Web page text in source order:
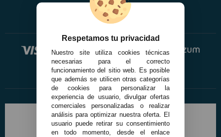
Respetamos tu privacidad
Nuestro site utiliza cookies técnicas
necesarias para el correcto
funcionamiento del sitio web. Es posible
que además se utilicen otras categorías
de cookies para personalizar la
experiencia de usuario, divulgar ofertas
comerciales personalizadas o realizar
análisis para optimizar nuestra oferta. El
usuario puede retirar su consentimiento
en todo momento, desde el enlace